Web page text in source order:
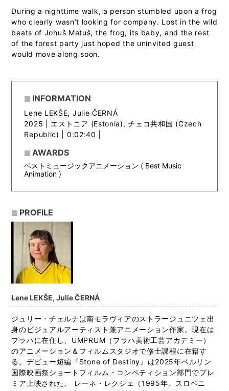
During a nighttime walk, a person stumbled upon a frog
who clearly wasn’t looking for company. Lost in the wild
beats of Johuš Matuš, the frog, its baby, and the rest
of the forest party just hoped the uninvited guest
would move along soon.
INFORMATION
Lene LEKŠE, Julie ČERNÁ
2025 | エストニア (Estonia), チェコ共和国 (Czech
Republic) | 0:02:40 |
AWARDS
ベストミュージックアニメーション ( Best Music
Animation )
PROFILE
Lene LEKŠE, Julie ČERNÁ
ジュリー・チェルナは南モラヴィアのストラージュニツェ出
身のビジュアルアーティスト兼アニメーション作家。現在は
プラハに在住し、UMPRUM（プラハ美術工芸アカデミー）
のアニメーション＆フィルムスタジオで修士課程に在籍す
る。デビュー短編『Stone of Destiny』は2025年ベルリン
国際映画祭ショートフィルム・コンペティション部門でプレ
ミア上映された。 レーネ・レクシェ（1995年、スロベニ